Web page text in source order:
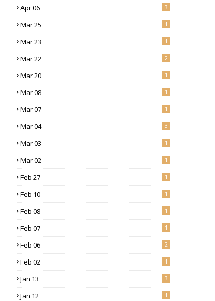
Apr 06 3
Mar 25 1
Mar 23 1
Mar 22 2
Mar 20 1
Mar 08 1
Mar 07 1
Mar 04 3
Mar 03 1
Mar 02 1
Feb 27 1
Feb 10 1
Feb 08 1
Feb 07 1
Feb 06 2
Feb 02 1
Jan 13 3
Jan 12 1